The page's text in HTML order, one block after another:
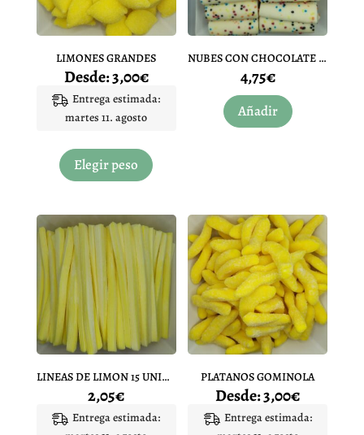
en
la
de
LIMONES GRANDES
Desde:3,00€
Entrega estimada:
martes 11. agosto
Elegir peso
producto
variantes.
Las
opciones
se
pueden
elegir
la
de
NUBES CON CHOCOLATE (20 UNIDADES)
4,75€
Añadir
LINEAS DE LIMON 15 UNIDADES
2,05€
Entrega estimada:
PLATANOS GOMINOLA
Desde:3,00€
Entrega estimada: